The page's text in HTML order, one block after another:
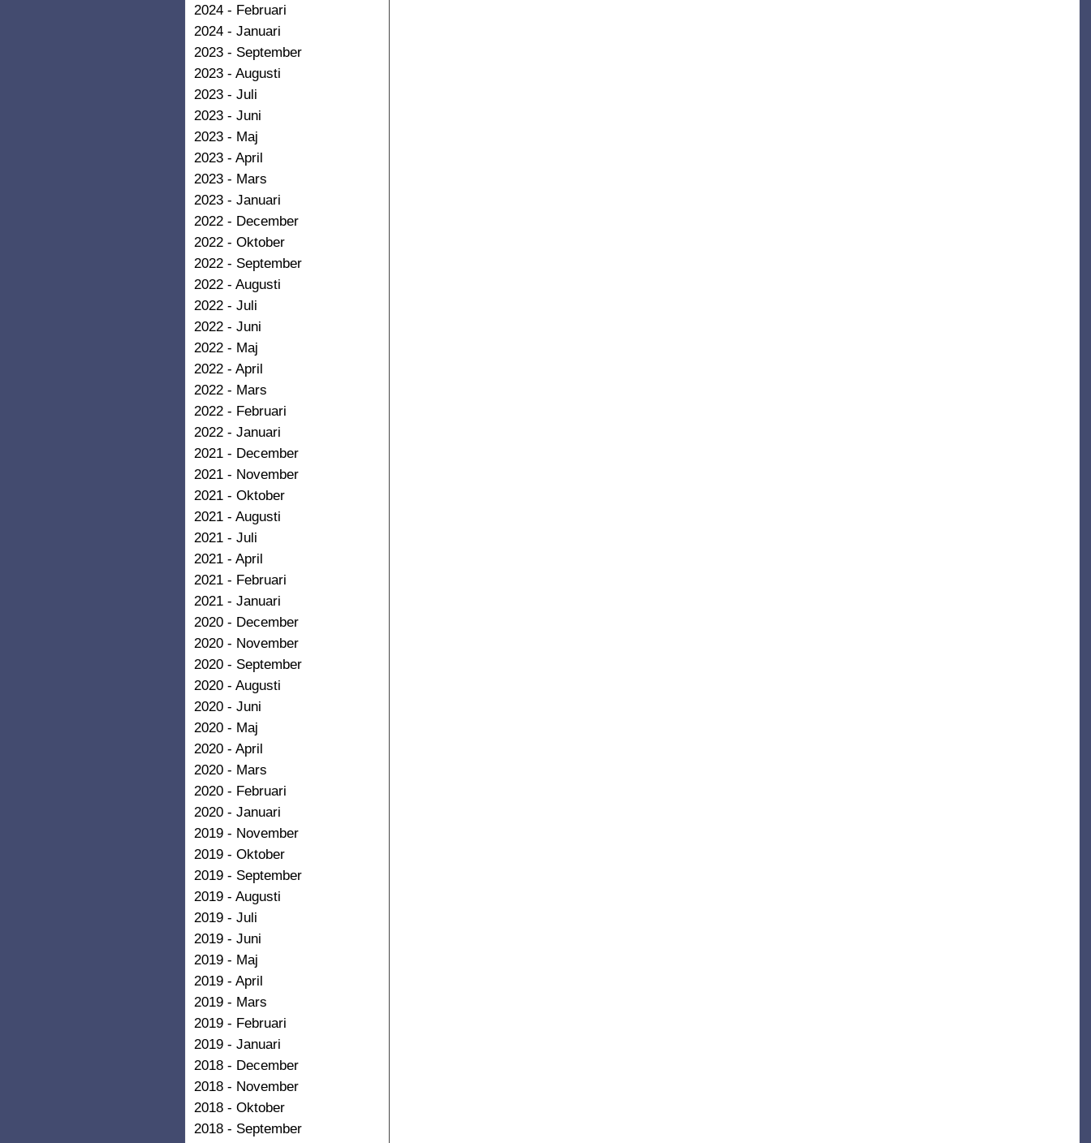
2024 - Februari
2024 - Januari
2023 - September
2023 - Augusti
2023 - Juli
2023 - Juni
2023 - Maj
2023 - April
2023 - Mars
2023 - Januari
2022 - December
2022 - Oktober
2022 - September
2022 - Augusti
2022 - Juli
2022 - Juni
2022 - Maj
2022 - April
2022 - Mars
2022 - Februari
2022 - Januari
2021 - December
2021 - November
2021 - Oktober
2021 - Augusti
2021 - Juli
2021 - April
2021 - Februari
2021 - Januari
2020 - December
2020 - November
2020 - September
2020 - Augusti
2020 - Juni
2020 - Maj
2020 - April
2020 - Mars
2020 - Februari
2020 - Januari
2019 - November
2019 - Oktober
2019 - September
2019 - Augusti
2019 - Juli
2019 - Juni
2019 - Maj
2019 - April
2019 - Mars
2019 - Februari
2019 - Januari
2018 - December
2018 - November
2018 - Oktober
2018 - September